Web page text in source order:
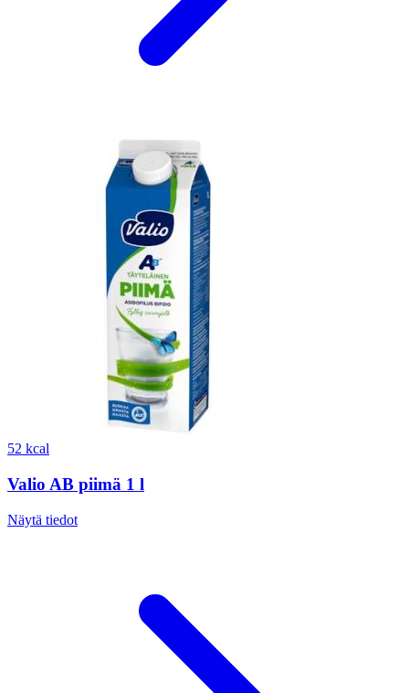
52 kcal
Valio AB piimä 1 l
Näytä tiedot